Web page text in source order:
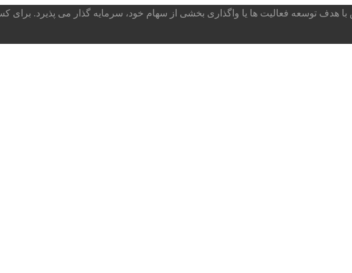
با هدف توسعه فعالیت ها یا واگذاری بخشی از سهام خود، سرمایه گذار می پذیرد. برای کسب